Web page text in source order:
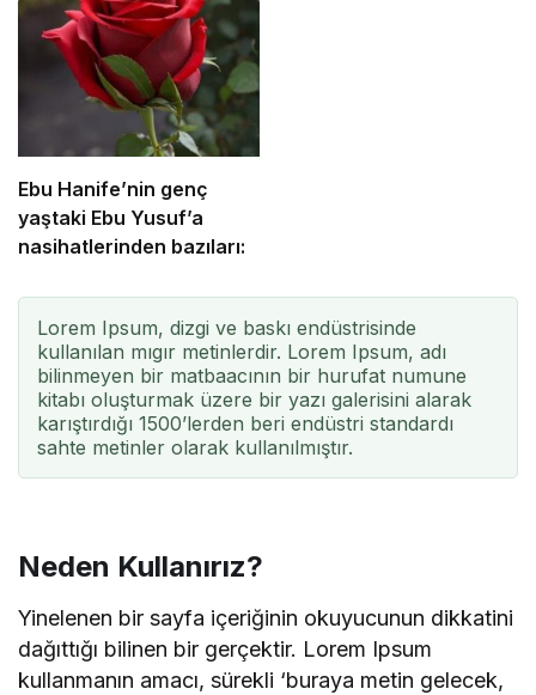
Ebu Hanife’nin genç
yaştaki Ebu Yusuf’a
nasihatlerinden bazıları:
Lorem Ipsum, dizgi ve baskı endüstrisinde
kullanılan mıgır metinlerdir. Lorem Ipsum, adı
bilinmeyen bir matbaacının bir hurufat numune
kitabı oluşturmak üzere bir yazı galerisini alarak
karıştırdığı 1500’lerden beri endüstri standardı
sahte metinler olarak kullanılmıştır.
Neden Kullanırız?
Yinelenen bir sayfa içeriğinin okuyucunun dikkatini
dağıttığı bilinen bir gerçektir. Lorem Ipsum
kullanmanın amacı, sürekli ‘buraya metin gelecek,